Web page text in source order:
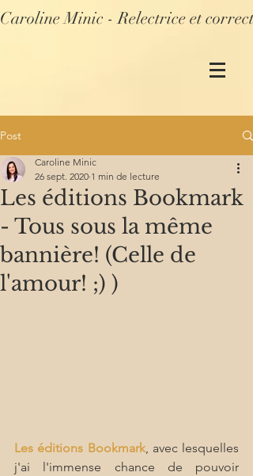
Caroline Minic - Relectrice et
Post
Les éditions Bookmark
- Tous sous la même
bannière! (Celle de
l'amour! ;) )
Caroline Minic
26 sept. 2020 1 min de lecture
Les éditions Bookmark, avec lesquelles
j'ai l'immense chance de pouvoir